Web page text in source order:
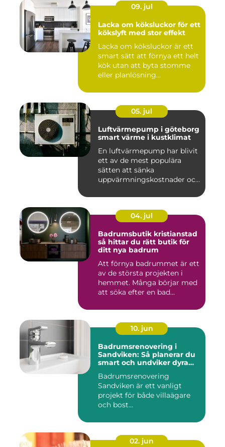
09. jul
Lacka om köksluckor för ett
kökslyft med stor effekt
Lacka om köksluckor är ett
smart sätt att förnya ett helt
kök utan att byta stomme
eller planlösning...
05. jul
Luftvärmepump i göteborg
smart värme i kustklimat
En luftvärmepump har blivit
ett av de mest populära
sätten att sänka
uppvärmningskostnader och
04. jul
Badrumsbutik kristianstad
så hittar du rätt butik för
ditt nya badrum
Att förnya badrummet är ett
av de största projekten i
hemmet. Många börjar med
att söka efter en bad...
10. jun
Badrumsrenovering i
Sandviken: Så planerar du
smart och undviker dyra
Badrumsrenovering
Sandviken är ett vanligt
projekt för både villaägare
och bost...
02. jun